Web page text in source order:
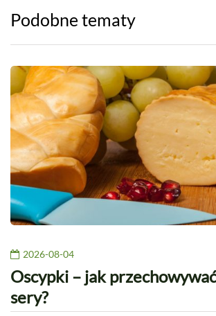
Podobne tematy
2026-08-04
Oscypki – jak
sery?